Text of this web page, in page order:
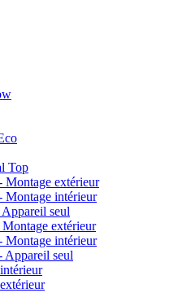
Top
Montage extérieur
Montage intérieur
seul
extérieur
Montage intérieur
Appareil seul